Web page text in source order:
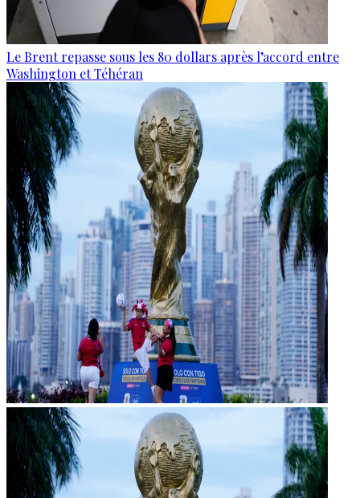
Le Brent repasse sous les 80 dollars après l’accord entre
Washington et Téhéran